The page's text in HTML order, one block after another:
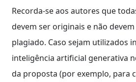
Recorda-se aos autores que
devem ser originais e não
plagiado. Caso sejam utilizados
inteligência artificial generativa
da proposta (por exemplo, para